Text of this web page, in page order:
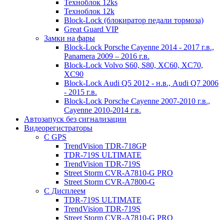
Техноблок 12ks
Техноблок 12k
Block-Lock (блокиратор педали тормоза)
Great Guard VIP
Замки на фары
Block-Lock Porsche Cayenne 2014 - 2017 г.в.,
Panamera 2009 – 2016 г.в.
Block-Lock Volvo S60, S80, XC60, XC70,
XC90
Block-Lock Audi Q5 2012 - н.в., Audi Q7 2006
- 2015 г.в.
Block-Lock Porsche Cayenne 2007-2010 г.в.,
Cayenne 2010-2014 г.в.
Автозапуск без сигнализации
Видеорегистраторы
С GPS
TrendVision TDR-718GP
TDR-719S ULTIMATE
TrendVision TDR-719S
Street Storm CVR-A7810-G PRO
Street Storm CVR-A7800-G
С Дисплеем
TDR-719S ULTIMATE
TrendVision TDR-719S
Street Storm CVR-A7810-G PRO